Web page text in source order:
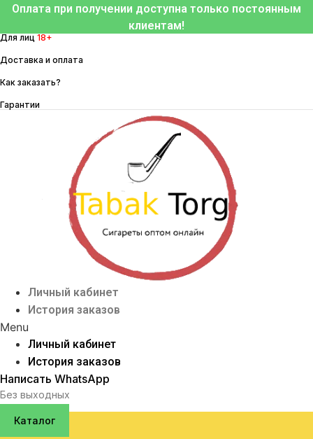
Перейти
содержимому
Оплата при получении доступна только постоянным
клиентам!
Для лиц 18+
Доставка и оплата
Как заказать?
Гарантии
Личный кабинет
История заказов
Menu
Личный кабинет
История заказов
Написать WhatsApp
Без выходных
Каталог